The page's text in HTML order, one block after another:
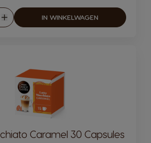
Verhogen
IN WINKELWAGEN
Caramel 30 Capsules